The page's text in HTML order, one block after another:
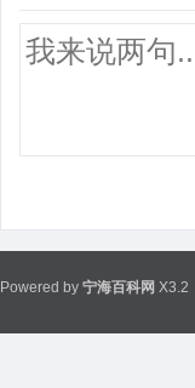
Powered by 宁海百科网 X3.2